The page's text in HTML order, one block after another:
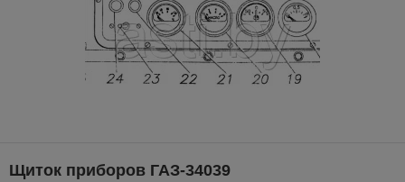
Щиток приборов ГАЗ-34039